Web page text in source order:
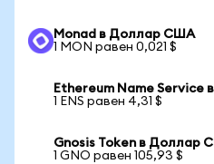
Monad в Доллар США
1 MON равен 0,021 $
Ethereum Name
1 ENS равен 4,31 $
Gnosis Token в Доллар
1 GNO равен 105,93 $